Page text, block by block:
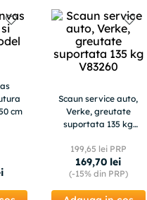
cm
Scaun service auto,
Verke, greutate
suportata 135 kg
199,65 lei PRP
169,70 lei
(-15%din PRP)